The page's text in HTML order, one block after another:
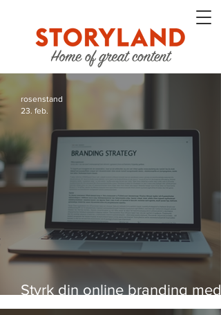
Styrk din online branding med
strategier, der virker
rosenstand
23. feb.